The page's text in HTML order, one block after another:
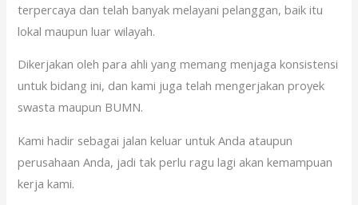
terpercaya dan telah banyak melayani pelanggan, baik itu
lokal maupun luar wilayah.
Dikerjakan oleh para ahli yang memang menjaga konsistensi
untuk bidang ini, dan kami juga telah mengerjakan proyek
swasta maupun BUMN.
Kami hadir sebagai jalan keluar untuk Anda ataupun
perusahaan Anda, jadi tak perlu ragu lagi akan kemampuan
kerja kami.